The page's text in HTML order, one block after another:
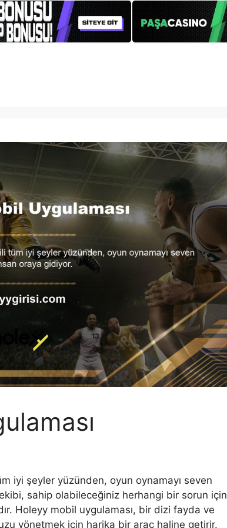
iyi şeyler yüzünden, oyun oynamayı seven
sahip olabileceğiniz herhangi bir sorun için
Holeyy mobil uygulaması, bir dizi fayda ve
yönetmek için harika bir araç haline getirir.